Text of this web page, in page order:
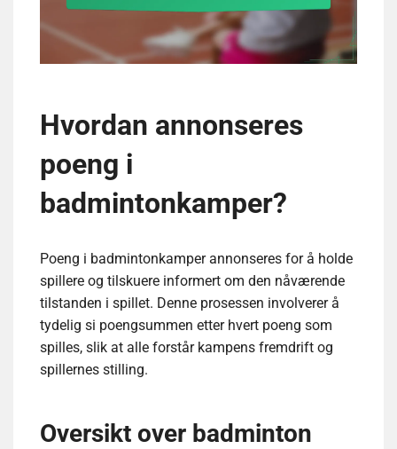
Hvordan annonseres
poeng i
badmintonkamper?
Poeng i badmintonkamper annonseres for å holde
spillere og tilskuere informert om den nåværende
tilstanden i spillet. Denne prosessen involverer å
tydelig si poengsummen etter hvert poeng som
spilles, slik at alle forstår kampens fremdrift og
spillernes stilling.
Oversikt over badminton